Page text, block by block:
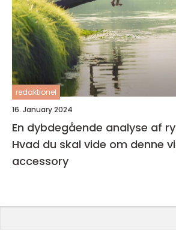
redaktionel
16. January 2024
En dybdegående analyse af
Hvad du skal vide om denne
accessory